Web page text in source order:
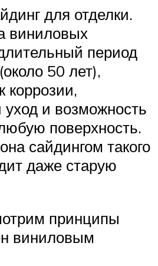
для отделки.
виниловых
период
50 лет),
коррозии,
и возможность
поверхность.
сайдингом такого
даже старую
принципы
виниловым